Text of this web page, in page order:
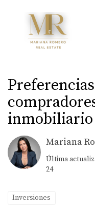
inmobiliario
Mariana
Última
24
Inversiones